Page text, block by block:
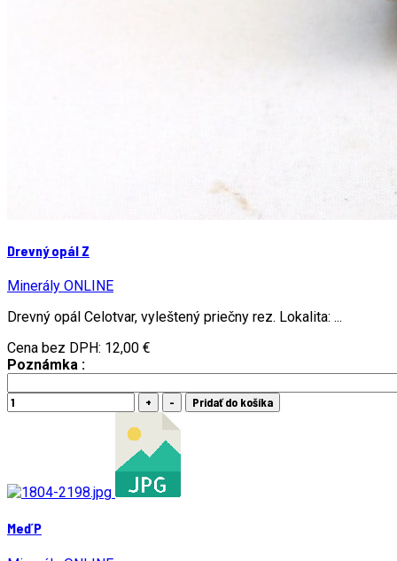
Drevný opál Z
Minerály ONLINE
Drevný opál Celotvar, vyleštený priečny rez. Lokalita: ...
Cena bez DPH: 12,00 €
Poznámka :
Meď P